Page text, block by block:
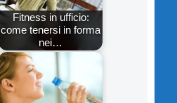
Fitness in ufficio:
come tenersi in forma
nei…